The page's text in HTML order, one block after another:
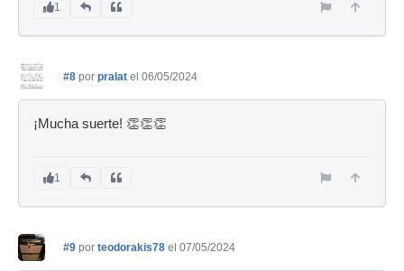
1
#8 por pralat el 06/05/2024
¡Mucha suerte! 👏👏👏
1
#9 por teodorakis78 el 07/05/2024